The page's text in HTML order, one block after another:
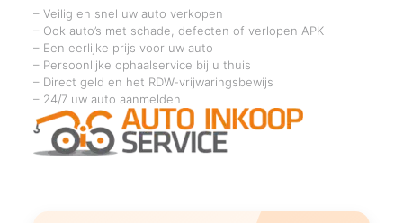
– Veilig en snel uw auto verkopen
– Ook auto’s met schade, defecten of verlopen APK
– Een eerlijke prijs voor uw auto
– Persoonlijke ophaalservice bij u thuis
– Direct geld en het RDW-vrijwaringsbewijs
– 24/7 uw auto aanmelden